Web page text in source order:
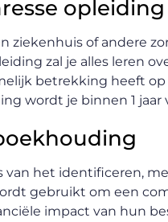
opleiding
ziekenhuis of andere
zal je alles leren
betrekking heeft
wordt je binnen 1 jaar
van het identificeren,
gebruikt om een
impact van hun